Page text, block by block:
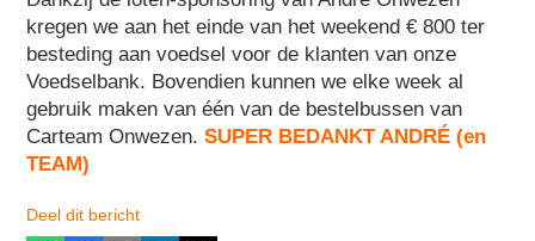
kregen we aan het einde van het weekend € 800 ter
besteding aan voedsel voor de klanten van onze
Voedselbank. Bovendien kunnen we elke week al
gebruik maken van één van de bestelbussen van
Carteam Onwezen.SUPER BEDANKT ANDRÉ (en
TEAM)
Deel dit bericht